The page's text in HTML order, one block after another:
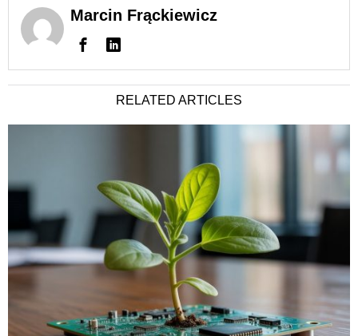
Marcin Frąckiewicz
RELATED ARTICLES